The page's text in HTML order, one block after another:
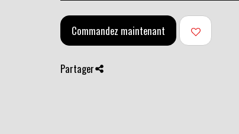
Commandez maintenant
Partager